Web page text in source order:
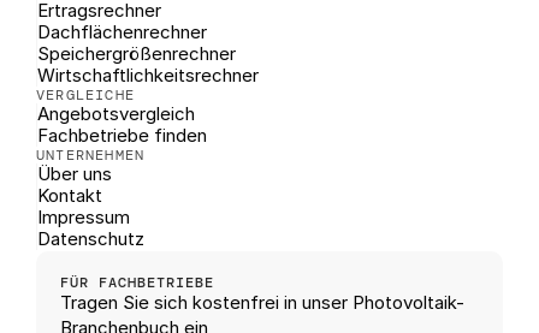
Ertragsrechner
Dachflächenrechner
Speichergrößenrechner
Wirtschaftlichkeitsrechner
VERGLEICHE
Angebotsvergleich
Fachbetriebe finden
UNTERNEHMEN
Über uns
Kontakt
Impressum
Datenschutz
FÜR FACHBETRIEBE
Tragen Sie sich kostenfrei in unser Photovoltaik-
Branchenbuch ein